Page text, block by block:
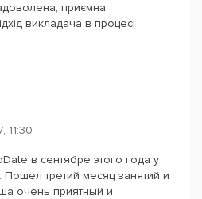
приємна
викладача в процесі
11:30
в сентябре этого года у
третий месяц занятий и
очень приятный и